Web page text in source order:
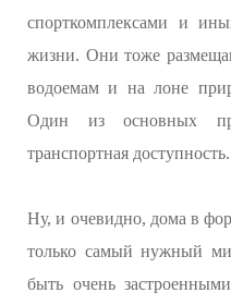
спорткомплексами и
жизни. Они тоже
водоемам и на лоне
Один из основных
транспортная доступность.
Ну, и очевидно, дома в
только самый нужный
быть очень